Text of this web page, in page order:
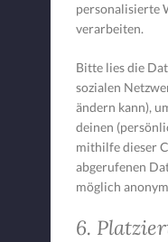
personalisierte
verarbeiten.
Bitte lies die
sozialen
ändern kann),
deinen
mithilfe dieser
abgerufenen
möglich
6.